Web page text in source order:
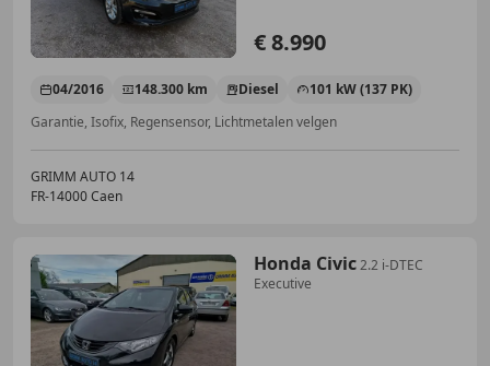
€ 8.990
04/2016 148.300 km Diesel
101 kW (137 PK)
Garantie, Isofix, Regensensor, Lichtmetalen velgen
GRIMM AUTO 14
FR-14000 Caen
Honda Civic2.2 i-DTEC
Executive